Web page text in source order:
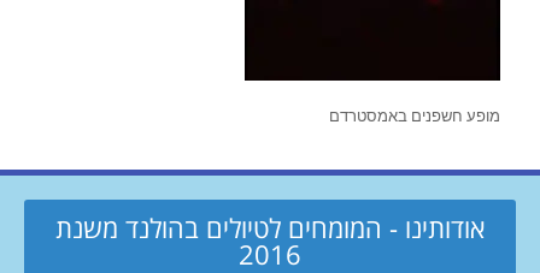
מופע חשפנים באמסטרדם
אודותינו - המומחים לטיולים בהולנד משנת
2016